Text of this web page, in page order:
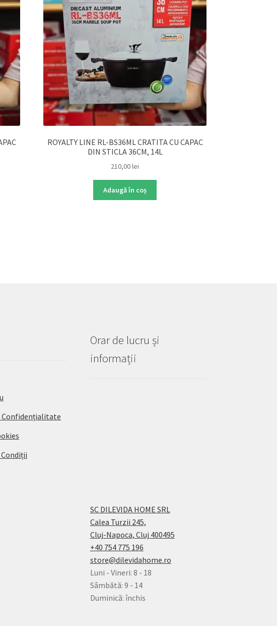
ROYALTY LINE RL-BS36ML CRATITA CU CAPAC
DIN STICLA 36CM, 14L
210,00lei
Adaugă în coș
Confidențialitate
Orar de lucru și
informații
SC DILEVIDA HOME SRL
Calea Turzii 245,
Cluj-Napoca, Cluj 400495
+40 754 775 196
store@dilevidahome.ro
Luni - Vineri: 8 - 18
Sâmbătă: 9 - 14
Duminică: închis